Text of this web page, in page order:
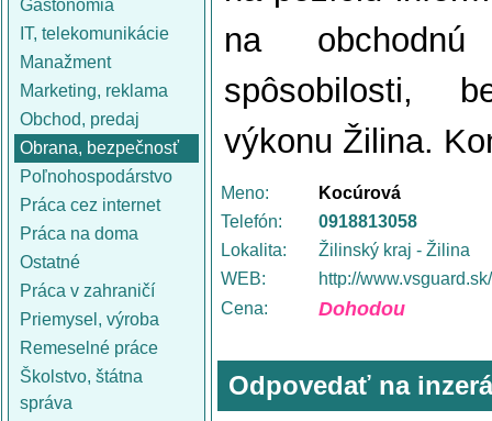
Gastonómia
IT, telekomunikácie
Manažment
Marketing, reklama
Obchod, predaj
Obrana, bezpečnosť
Poľnohospodárstvo
Práca cez internet
Práca na doma
Ostatné
Práca v zahraničí
Priemysel, výroba
Remeselné práce
Školstvo, štátna
správa
na obchodnú
spôsobilosti,
výkonu Žilina.
Meno:
Kocúrová
Telefón:
0918813058
Lokalita:
Žilinský kraj - Žilina
WEB:
http://
Cena:
Dohodou
Odpovedať na